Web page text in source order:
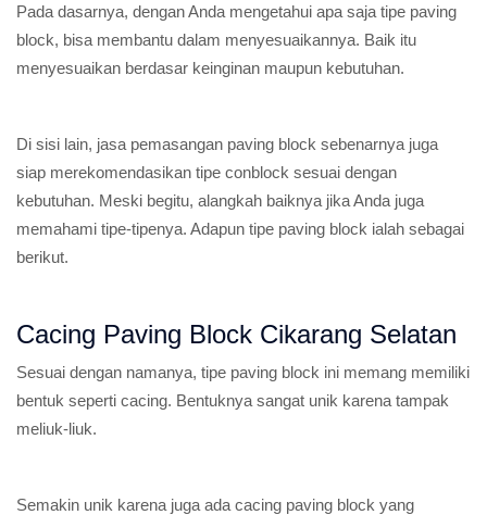
Pada dasarnya, dengan Anda mengetahui apa saja tipe paving
block, bisa membantu dalam menyesuaikannya. Baik itu
menyesuaikan berdasar keinginan maupun kebutuhan.
Di sisi lain, jasa pemasangan paving block sebenarnya juga
siap merekomendasikan tipe conblock sesuai dengan
kebutuhan. Meski begitu, alangkah baiknya jika Anda juga
memahami tipe-tipenya. Adapun tipe paving block ialah sebagai
berikut.
Cacing Paving Block Cikarang Selatan
Sesuai dengan namanya, tipe paving block ini memang memiliki
bentuk seperti cacing. Bentuknya sangat unik karena tampak
meliuk-liuk.
Semakin unik karena juga ada cacing paving block yang